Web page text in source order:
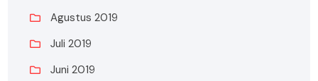
Agustus 2019
Juli 2019
Juni 2019